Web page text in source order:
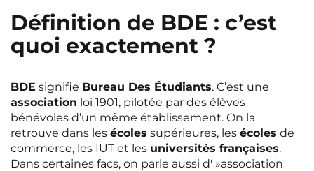
Définition de BDE : c’est
quoi exactement ?
BDE signifie Bureau Des Étudiants. C’est une
association loi 1901, pilotée par des élèves
bénévoles d’un même établissement. On la
retrouve dans les écoles supérieures, les écoles de
commerce, les IUT et les universités françaises.
Dans certaines facs, on parle aussi d' »association